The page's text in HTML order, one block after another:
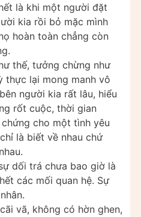
là khi một người đặt
kia rồi bỏ mặc mình
hoàn toàn chẳng còn
thế, tưởng chừng như
thực lại mong manh vô
người kia rất lâu, hiểu
rốt cuộc, thời gian
cho một tình yêu
là biết về nhau chứ
dối trá chưa bao giờ là
các mối quan hệ. Sự
vã, không có hờn ghen,